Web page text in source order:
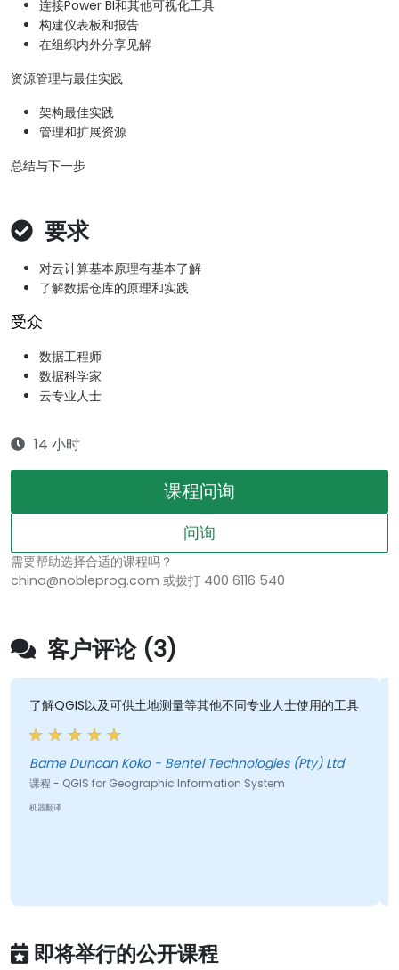
连接Power BI和其他可视化工具
构建仪表板和报告
在组织内外分享见解
资源管理与最佳实践
架构最佳实践
管理和扩展资源
总结与下一步
要求
对云计算基本原理有基本了解
了解数据仓库的原理和实践
受众
数据工程师
数据科学家
云专业人士
14 小时
课程问询
问询
需要帮助选择合适的课程吗？
china@nobleprog.com 或拨打 400 6116 540
客户评论 (3)
了解QGIS以及可供土地测量等其他不同专业人士使用的工具
Bame Duncan Koko - Bentel Technologies (Pty) Ltd
课程 - QGIS for Geographic Information System
机器翻译
即将举行的公开课程